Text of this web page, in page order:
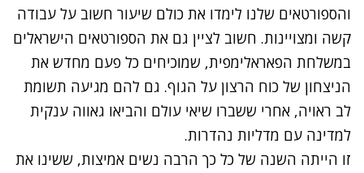
והספורטאים שלנו לימדו את כולם שיעור חשוב על עבודה
קשה ומצויינות. חשוב לציין גם את הספורטאים הישראלים
במשלחת הפאראלימפית, שמוכיחים כל פעם מחדש את
הניצחון של כוח הרצון על הגוף. גם להם מגיעה תשומת
לב ראויה, אחרי ששברו שיאי עולם והביאו גאווה ענקית
למדינה עם מדליות נהדרות.
זו הייתה השנה של כל כך הרבה נשים אמיצות, ששינו את